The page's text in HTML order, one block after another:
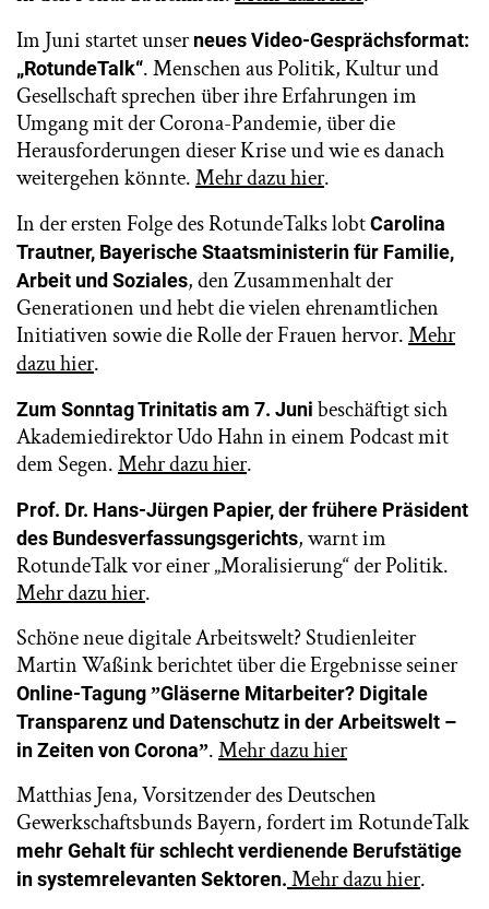
Im Juni startet unserneues Video-Gesprächsformat:
„RotundeTalk“. Menschen aus Politik, Kultur und
Gesellschaft sprechen über ihre Erfahrungen im
Umgang mit der Corona-Pandemie, über die
Herausforderungen dieser Krise und wie es danach
weitergehen könnte.Mehr dazu hier.
In der ersten Folge des RotundeTalks lobtCarolina
Trautner, Bayerische Staatsministerin für Familie,
Arbeit und Soziales, den Zusammenhalt der
Generationen und hebt die vielen ehrenamtlichen
Initiativen sowie die Rolle der Frauen hervor.Mehr
dazu hier.
Zum Sonntag Trinitatis am 7. Juni beschäftigt sich
Akademiedirektor Udo Hahn in einem Podcast mit
dem Segen.Mehr dazu hier.
Prof. Dr. Hans-Jürgen Papier, der frühere Präsident
des Bundesverfassungsgerichts, warnt im
RotundeTalk vor einer „Moralisierung“ der Politik.
Mehr dazu hier.
Schöne neue digitale Arbeitswelt? Studienleiter
Martin Waßink berichtet über die Ergebnisse seiner
Online-Tagung ˮGläserne Mitarbeiter? Digitale
Transparenz und Datenschutz in der Arbeitswelt –
in Zeiten von Coronaˮ.Mehr dazu hier
Matthias Jena, Vorsitzender des Deutschen
Gewerkschaftsbunds Bayern, fordert im RotundeTalk
mehr Gehalt für schlecht verdienende Berufstätige
in systemrelevanten Sektoren. Mehr dazu hier.